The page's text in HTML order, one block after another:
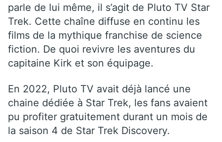
parle de lui même, il s’agit de Pluto TV Star
Trek. Cette chaîne diffuse en continu les
films de la mythique franchise de science
fiction. De quoi revivre les aventures du
capitaine Kirk et son équipage.
En 2022, Pluto TV avait déjà lancé une
chaine dédiée à Star Trek, les fans avaient
pu profiter gratuitement durant un mois de
la saison 4 de Star Trek Discovery.